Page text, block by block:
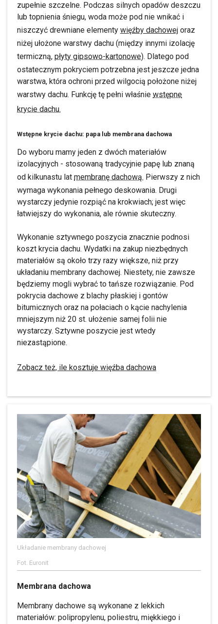
zupełnie szczelne. Podczas silnych opadów deszczu
lub topnienia śniegu, woda może pod nie wnikać i
niszczyć drewniane elementy więźby dachowej oraz
niżej ułożone warstwy dachu (między innymi izolację
termiczną, płyty gipsowo-kartonowe). Dlatego pod
ostatecznym pokryciem potrzebna jest jeszcze jedna
warstwa, która ochroni przed wilgocią położone niżej
warstwy dachu. Funkcję tę pełni właśnie wstępne
krycie dachu.
Wstępne krycie dachu: papa lub membrana dachowa
Do wyboru mamy jeden z dwóch materiałów
izolacyjnych - stosowaną tradycyjnie papę lub znaną
od kilkunastu lat membranę dachową. Pierwszy z nich
wymaga wykonania pełnego deskowania. Drugi
wystarczy jedynie rozpiąć na krokwiach; jest więc
łatwiejszy do wykonania, ale równie skuteczny.
Wykonanie sztywnego poszycia znacznie podnosi
koszt krycia dachu. Wydatki na zakup niezbędnych
materiałów są około trzy razy większe, niż przy
układaniu membrany dachowej. Niestety, nie zawsze
będziemy mogli wybrać to tańsze rozwiązanie. Pod
pokrycia dachowe z blachy płaskiej i gontów
bitumicznych oraz na połaciach o kącie nachylenia
mniejszym niż 20 st. ułożenie samej folii nie
wystarczy. Sztywne poszycie jest wtedy
niezastąpione.
Zobacz też, ile kosztuje więźba dachowa
Układanie membrany dachowej
Fot. Euronit
Membrana dachowa
Membrany dachowe są wykonane z lekkich
materiałów: polipropylenu, poliestru, miękkiego i